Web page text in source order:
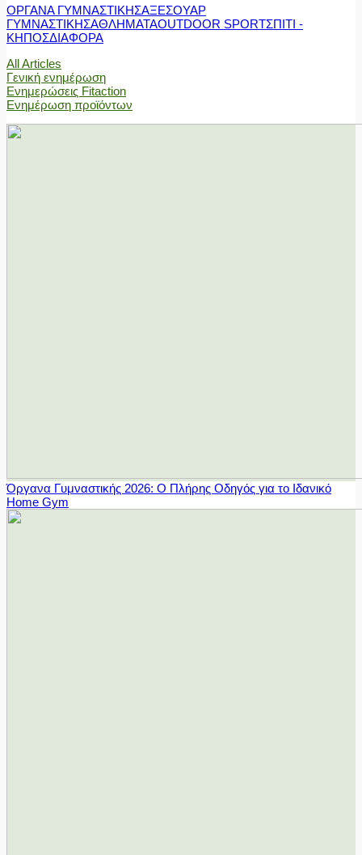
ΟΡΓΑΝΑ ΓΥΜΝΑΣΤΙΚΗΣΑΞΕΣΟΥΑΡ
ΓΥΜΝΑΣΤΙΚΗΣΑΘΛΗΜΑΤΑOUTDOOR SPORTΣΠΙΤΙ -
ΚΗΠΟΣΔΙΑΦΟΡΑ
All Articles
Γενική ενημέρωση
Ενημερώσεις Fitaction
Ενημέρωση προϊόντων
Όργανα Γυμναστικής 2026: Ο Πλήρης Οδηγός για το Ιδανικό
Home Gym